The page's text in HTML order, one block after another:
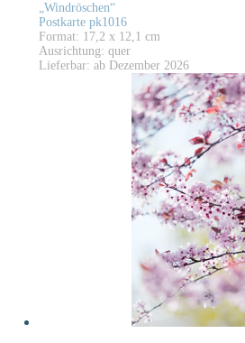
„Windröschen“
Postkarte pk1016
Format: 17,2 x 12,1 cm
Ausrichtung: quer
Lieferbar: ab Dezember 2026